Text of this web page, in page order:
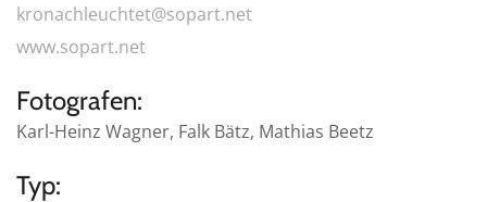
kronachleuchtet@sopart.net
www.sopart.net
Fotografen:
Karl-Heinz Wagner, Falk Bätz, Mathias Beetz
Typ: